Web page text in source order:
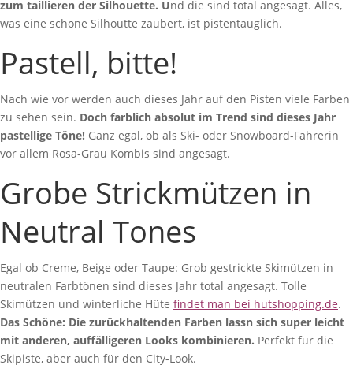
zum taillieren der Silhouette. Und die sind total angesagt. Alles,
was eine schöne Silhoutte zaubert, ist pistentauglich.
Pastell, bitte!
Nach wie vor werden auch dieses Jahr auf den Pisten viele Farben
zu sehen sein. Doch farblich absolut im Trend sind dieses Jahr
pastellige Töne! Ganz egal, ob als Ski- oder Snowboard-Fahrerin
vor allem Rosa-Grau Kombis sind angesagt.
Grobe Strickmützen in
Neutral Tones
Egal ob Creme, Beige oder Taupe: Grob gestrickte Skimützen in
neutralen Farbtönen sind dieses Jahr total angesagt. Tolle
Skimützen und winterliche Hüte findet man bei hutshopping.de.
Das Schöne: Die zurückhaltenden Farben lassn sich super leicht
mit anderen, auffälligeren Looks kombinieren. Perfekt für die
Skipiste, aber auch für den City-Look.